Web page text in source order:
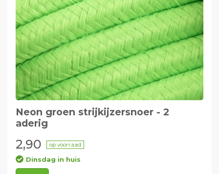
Neon groen strijkijzersnoer - 2
aderig
2,90 op voorraad
Dinsdag in huis